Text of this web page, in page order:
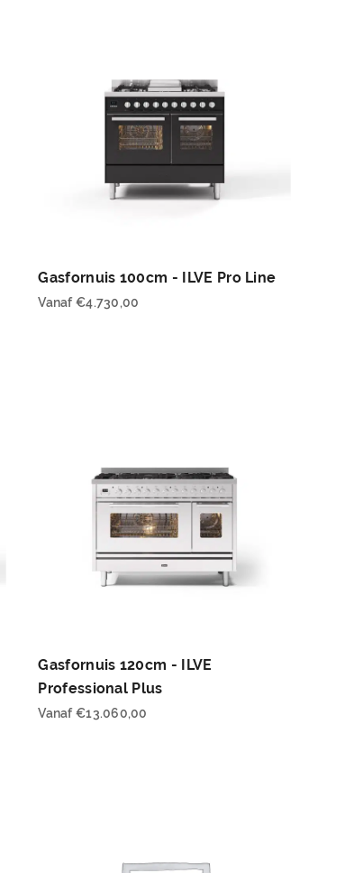
Gasfornuis 100cm - ILVE Pro Line
Vanaf€4.730,00
Gasfornuis 120cm - ILVE
Professional Plus
Vanaf€13.060,00